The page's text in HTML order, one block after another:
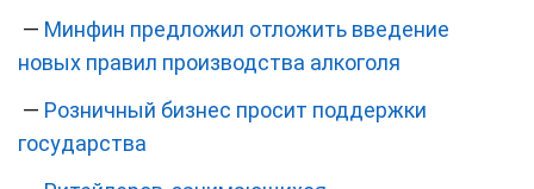
— Минфин предложил отложить введение
новых правил производства алкоголя
— Розничный бизнес просит поддержки
государства